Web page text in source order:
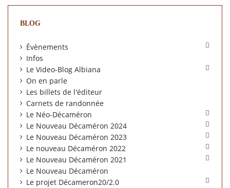
BLOG
Évènements 
Infos
Le Video-Blog Albiana

On en parle
Les billets de l'éditeur
Carnets de randonnée
Le Néo-Décaméron

Le Nouveau Décaméron 2024 
Le Nouveau Décaméron 2023 
Le nouveau Décaméron 2022 
Le Nouveau Décaméron 2021 
Le Nouveau Décaméron
Le projet Décameron20/2.0
